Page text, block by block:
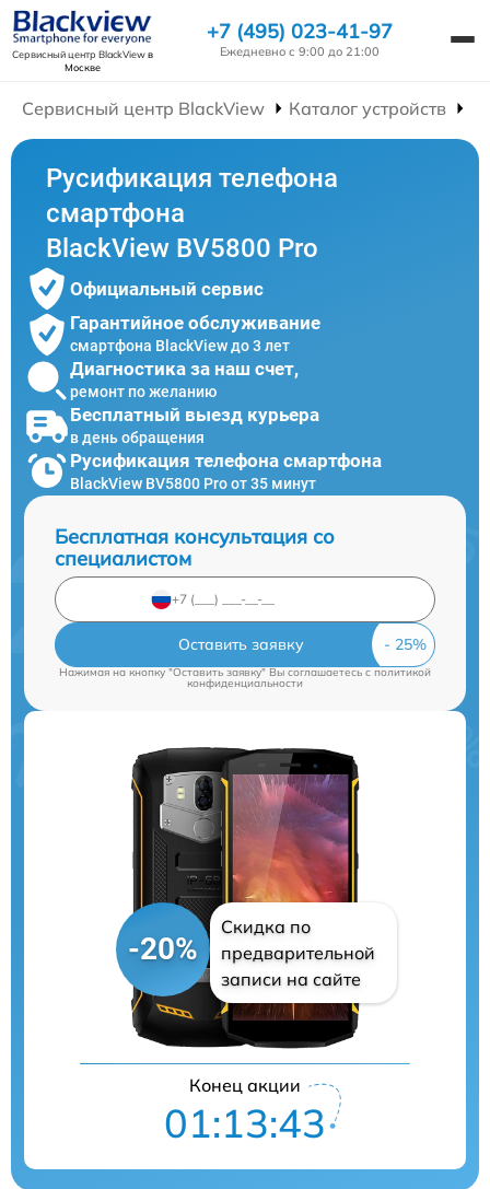
Сервисный центр BlackViewв
Москве
+7 (495) 023-41-97
Ежедневно с 9:00 до 21:00
Сервисный центр BlackView Каталог устройств
Русификация телефона
смартфона
BlackView BV5800 Pro
Официальный сервис
Гарантийное обслуживание
смартфона BlackView до 3 лет
Диагностика за наш счет,
ремонт по желанию
Бесплатный выезд курьера
в день обращения
Русификация телефона смартфона
BlackView BV5800 Pro от 35 минут
Бесплатная консультация со
специалистом
Оставить заявку
Нажимая на кнопку "Оставить заявку" Вы соглашаетесь cполитикой
конфиденциальности
-20%
Скидка по
предварительной
записи на сайте
Конец акции
01:13:42